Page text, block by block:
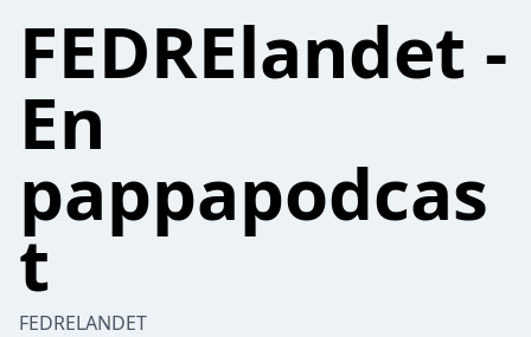
FEDRElandet -
En
pappapodcas
t
FEDRELANDET